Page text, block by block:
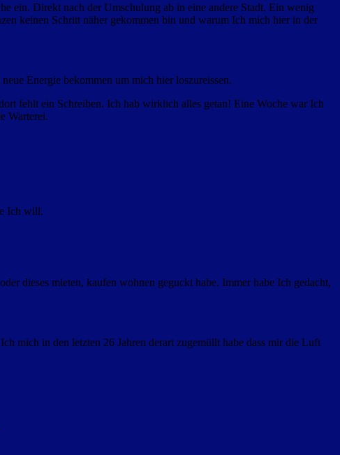
ein. Direkt nach der Umschulung ab in eine andere Stadt. Ein wenig
keinen Schritt näher gekommen bin und warum Ich mich hier in der
Energie bekommen um mich hier loszureissen.
fehlt ein Schreiben. Ich hab wirklich alles getan! Eine Woche war Ich
Warterei.
Ich will.
dieses mieten, kaufen wohnen geguckt habe. Immer habe Ich gedacht,
mich in den letzten 26 Jahren derart zugemüllt habe dass mir die Luft